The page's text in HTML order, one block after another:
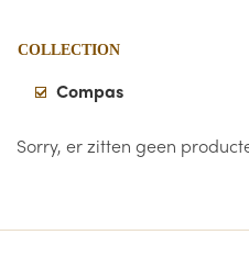
COLLECTION
Compas
Sorry, er zitten geen